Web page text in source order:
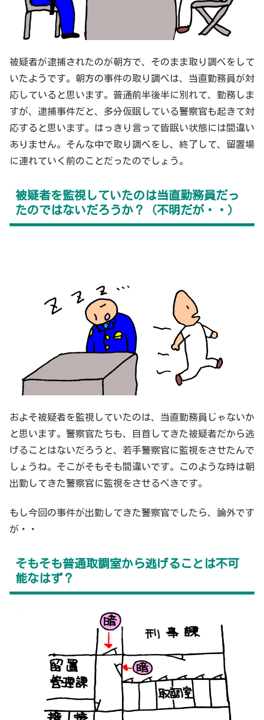
被疑者が逮捕されたのが朝方で、そのまま取り調べをして
いたようです。朝方の事件の取り調べは、当直勤務員が対
応していると思います。普通前半後半に別れて、勤務しま
すが、逮捕事件だと、多分仮眠している警察官も起きて対
応すると思います。はっきり言って皆眠い状態には間違い
ありません。そんな中で取り調べをし、終了して、留置場
に連れていく前のことだったのでしょう。
被疑者を監視していたのは当直勤務員だっ
たのではないだろうか？（不明だが・・）
およそ被疑者を監視していたのは、当直勤務員じゃないか
と思います。警察官たちも、自首してきた被疑者だから逃
げることはないだろうと、若手警察官に監視をさせたんで
しょうね。そこがそもそも間違いです。このような時は朝
出勤してきた警察官に監視をさせるべきです。
もし今回の事件が出勤してきた警察官でしたら、論外です
が・・
そもそも普通取調室から逃げることは不可
能なはず？